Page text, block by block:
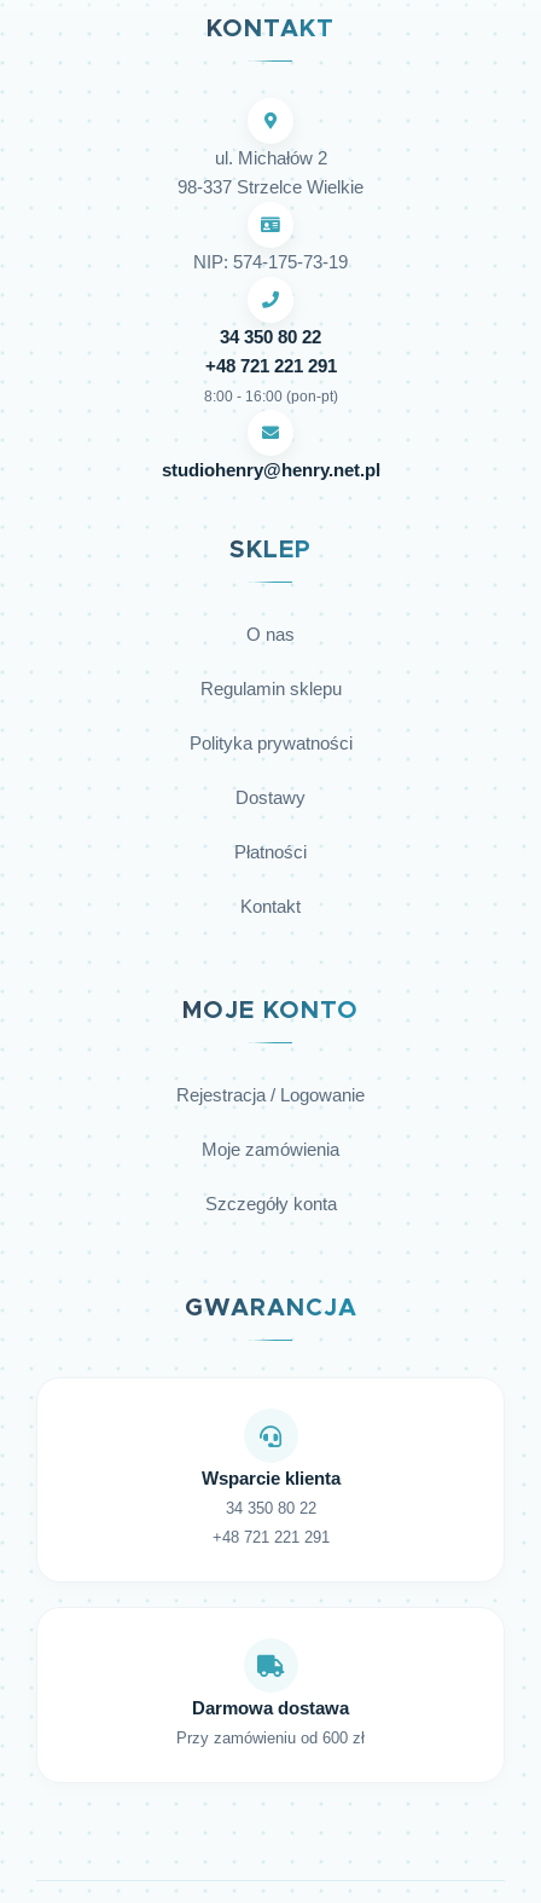
KONTAKT
ul. Michałów 2
98-337 Strzelce Wielkie
NIP: 574-175-73-19
34 350 80 22
+48 721 221 291
8:00 - 16:00 (pon-pt)
studiohenry@henry.net.pl
SKLEP
O nas
Regulamin sklepu
Polityka prywatności
Dostawy
Płatności
Kontakt
MOJE KONTO
Rejestracja / Logowanie
Moje zamówienia
Szczegóły konta
GWARANCJA
Wsparcie klienta
34 350 80 22
+48 721 221 291
Darmowa dostawa
Przy zamówieniu od 600 zł